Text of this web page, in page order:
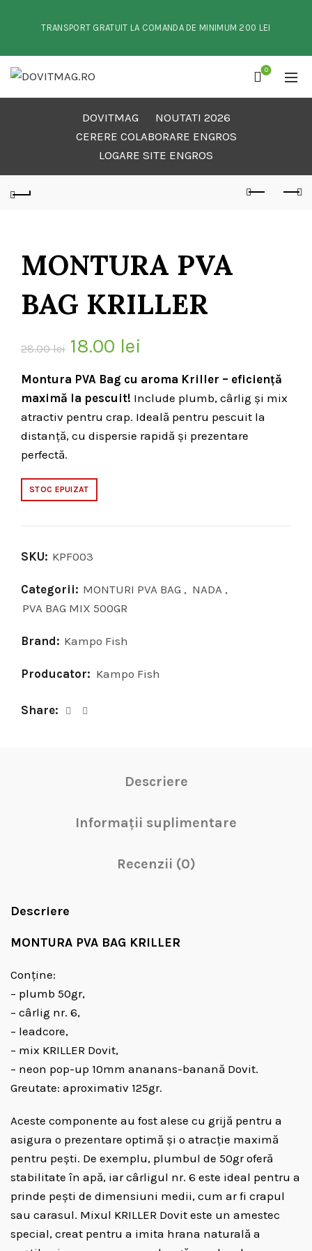
TRANSPORT GRATUIT LA COMANDA DE MINIMUM 200 LEI
0
DOVITMAG
NOUTATI 2026
CERERE COLABORARE ENGROS
LOGARE SITE ENGROS
MONTURA PVA
BAG KRILLER
28.00lei Prețul
inițial
a
fost:
18.00 lei
curent
este:
18.00 lei.
Montura PVA Bag cu aroma Kriller – eficiență
maximă la pescuit! Include plumb, cârlig și mix
atractiv pentru crap. Ideală pentru pescuit la
distanță, cu dispersie rapidă și prezentare
perfectă.
STOC EPUIZAT
SKU: KPF003
Categorii: MONTURI PVA BAG , NADA ,
PVA BAG MIX 500GR
Brand: Kampo Fish
Producator: Kampo Fish
Share
Descriere
Informații suplimentare
Recenzii (0)
Descriere
MONTURA PVA BAG KRILLER
Conține:
– plumb 50gr,
– cârlig nr. 6,
– leadcore,
– mix KRILLER Dovit,
– neon pop-up 10mm ananans-banană Dovit.
Greutate: aproximativ 125gr.
Aceste componente au fost alese cu grijă pentru a
asigura o prezentare optimă și o atracție maximă
pentru pești. De exemplu, plumbul de 50gr oferă
stabilitate în apă, iar cârligul nr. 6 este ideal pentru a
prinde pești de dimensiuni medii, cum ar fi crapul
sau carasul. Mixul KRILLER Dovit este un amestec
special, creat pentru a imita hrana naturală a